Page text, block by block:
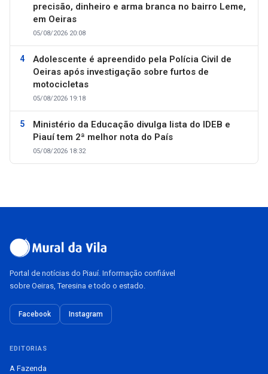
precisão, dinheiro e arma branca no bairro Leme,
em Oeiras
05/08/2026 20:08
Adolescente é apreendido pela Polícia Civil de
Oeiras após investigação sobre furtos de
motocicletas
05/08/2026 19:18
Ministério da Educação divulga lista do IDEB e
Piauí tem 2ª melhor nota do País
05/08/2026 18:32
Portal de notícias do Piauí. Informação confiável
sobre Oeiras, Teresina e todo o estado.
Facebook Instagram
EDITORIAS
A Fazenda